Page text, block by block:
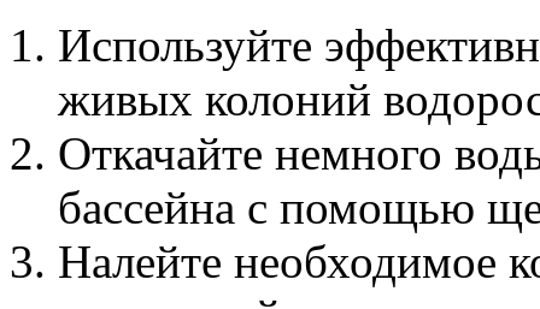
Используйте
живых колоний
Откачайте немного
бассейна с помощью
Налейте необходимое